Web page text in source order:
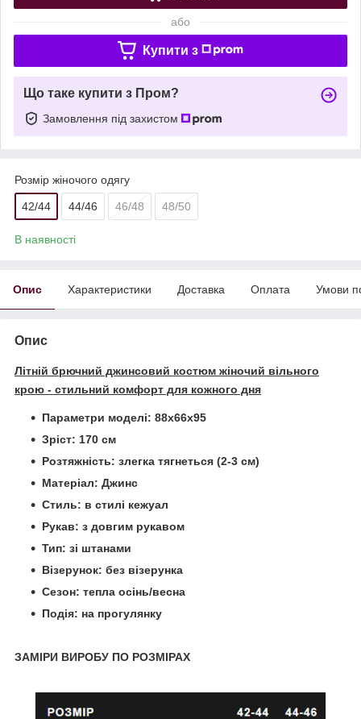
або
Купити з
Що таке купити з Пром?
Замовлення під захистом
Розмір жіночого одягу
42/44 44/46 46/48 48/50
В наявності
Опис Характеристики Доставка Оплата Умови
Опис
Літній брючний джинсовий костюм жіночий вільного
крою - стильний комфорт для кожного дня
Параметри моделі: 88х66х95
Зріст: 170 см
Розтяжність: злегка тягнеться (2-3 см)
Матеріал: Джинс
Стиль: в стилі кежуал
Рукав: з довгим рукавом
Тип: зі штанами
Візерунок: без візерунка
Сезон: тепла осінь/весна
Подія: на прогулянку
ЗАМІРИ ВИРОБУ ПО РОЗМІРАХ